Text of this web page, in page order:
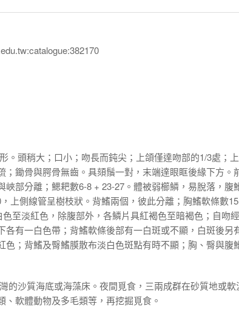
。頭稍大；口小；吻長而鈍尖；上頜僅達吻部的1/3處；
；鋤骨與腭骨無齒。具頦鬚一對，末端達眼眶後緣下方。
部分離；鰓耙數6-8 + 23-27。體被弱櫛鱗，易脫落，腹
上側線管呈樹枝狀。背鰭兩個，彼此分離；胸鰭軟條數
至淡紅色，除腹部外，各鱗片具紅褐色至暗褐色；自吻
各有一白色帶；背鰭軟條後部有一白斑或不顯，白斑後另
色；背鰭及臀鰭膜散布淡白色斑點有時不顯；胸、臀與腹
的沙質海底或海藻床。夜間覓食，三兩成群在砂質地或軟
軟體動物及多毛類等，再挖掘覓食。